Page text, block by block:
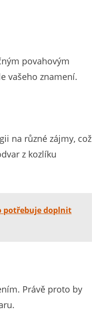
povahovým
vašeho znamení.
na různé zájmy, což
z kozlíku
potřebuje doplnit
Právě proto by